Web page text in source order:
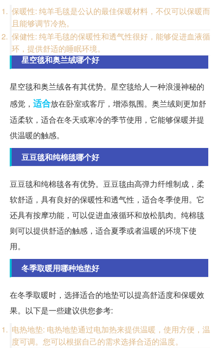
保暖性: 纯羊毛毯是公认的最佳保暖材料，不仅可以保暖而
且能够调节冷热。
保健性: 纯羊毛毯的保暖性和透气性很好，能够促进血液循
环，提供舒适的睡眠环境。
星空毯和奥兰绒哪个好
星空毯和奥兰绒各有其优势。星空毯给人一种浪漫神秘的
感觉， 适合放在卧室或客厅，增添氛围。奥兰绒则更加舒
适柔软，适合在冬天或寒冷的季节使用，它能够保暖并提
供温暖的触感。
豆豆毯和纯棉毯哪个好
豆豆毯和纯棉毯各有优势。豆豆毯由高弹力纤维制成，柔
软舒适，具有良好的保暖性和透气性，适合冬季使用。它
还具有按摩功能，可以促进血液循环和放松肌肉。纯棉毯
则可以提供舒适的触感，适合夏季或者温暖的环境下使
用。
冬季取暖用哪种地垫好
在冬季取暖时，选择适合的地垫可以提高舒适度和保暖效
果。以下是一些建议供您参考:
电热地垫: 电热地垫通过电加热来提供温暖，使用方便，温
度可调。您可以根据自己的需求选择合适的温度。